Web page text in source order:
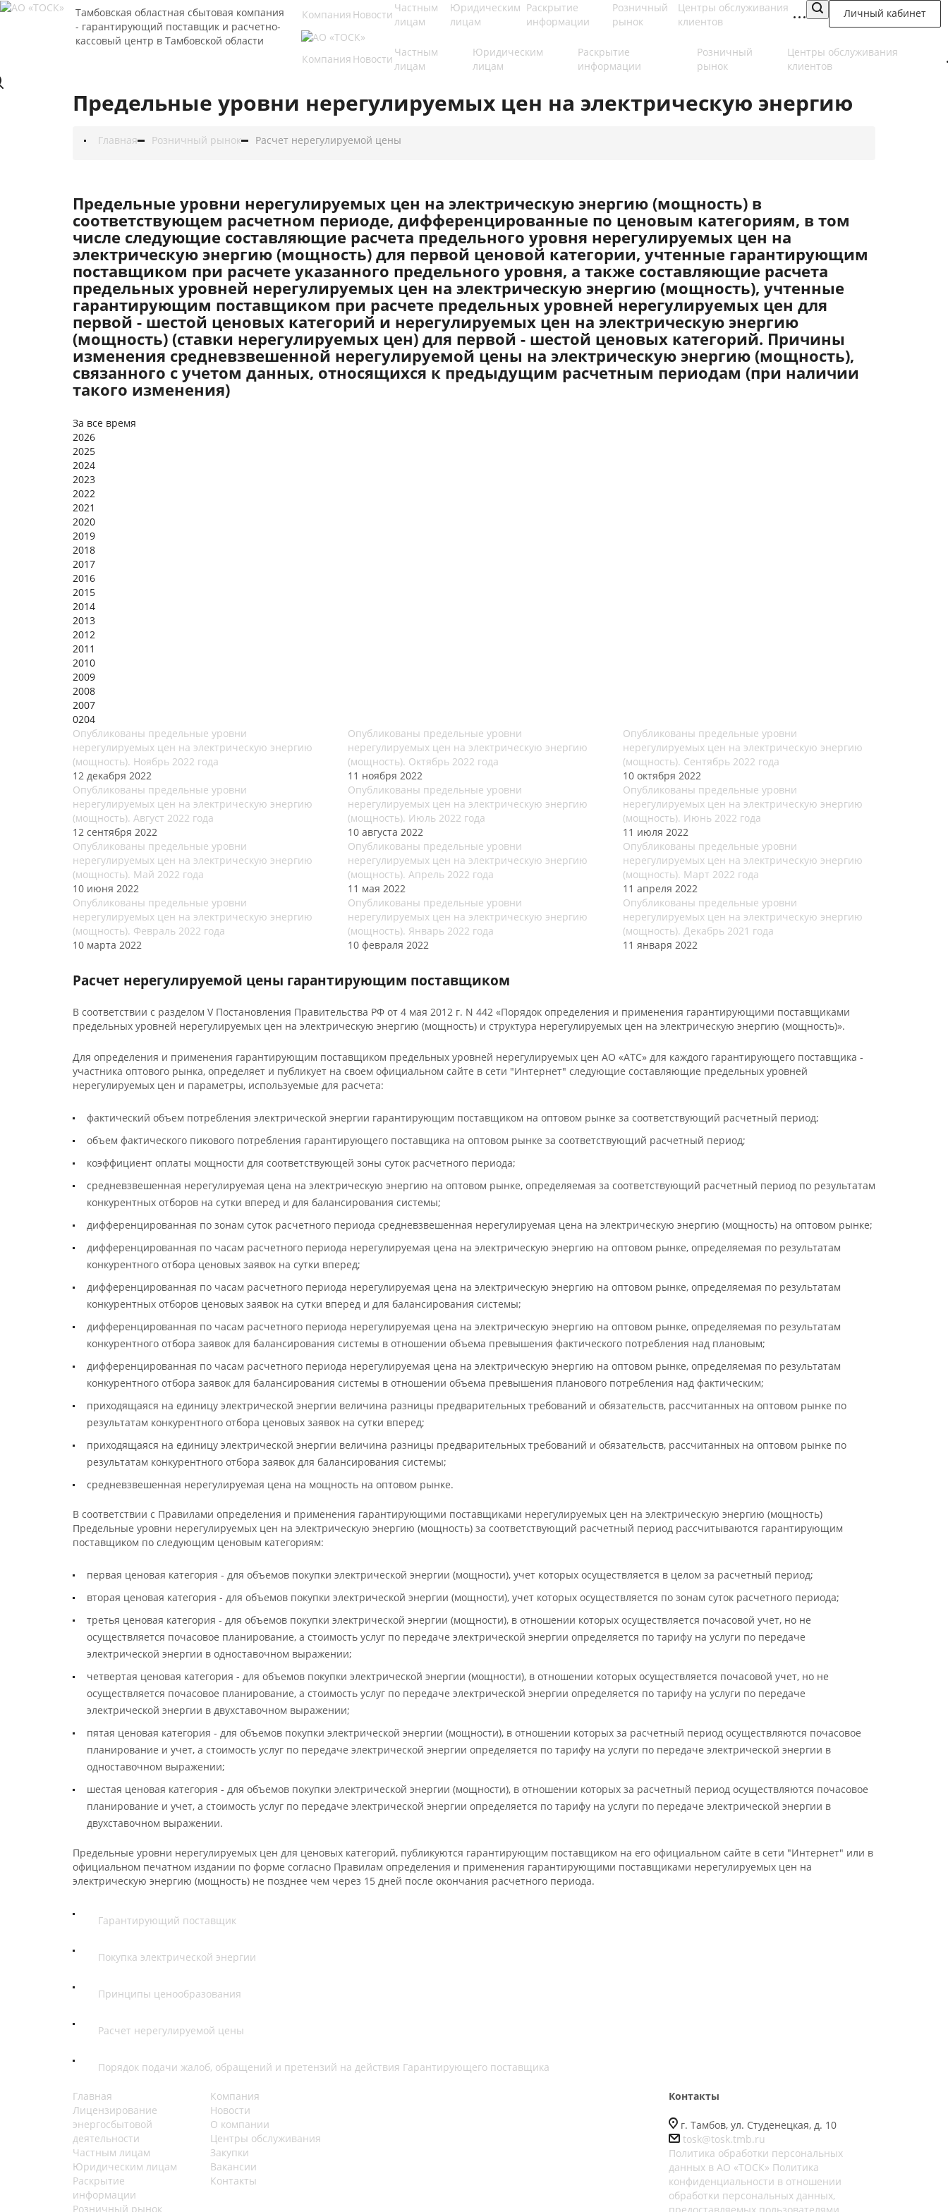
Тамбовская областная сбытовая компания
- гарантирующий поставщик и расчетно-
кассовый центр в Тамбовской области
Личный кабинет
Компания Новости
Частным
лицам
Юридическим
лицам
Раскрытие
информации
Розничный
рынок
Центры обслуживания
клиентов
Компания Новости
Частным
лицам
Юридическим
лицам
Раскрытие
информации
Розничный
рынок
Центры обслуживания
клиентов
Предельные уровни нерегулируемых цен на электрическую энергию
Главная Розничный рынок Расчет нерегулируемой цены
Предельные уровни нерегулируемых цен на электрическую энергию (мощность) в
соответствующем расчетном периоде, дифференцированные по ценовым категориям, в том
числе следующие составляющие расчета предельного уровня нерегулируемых цен на
электрическую энергию (мощность) для первой ценовой категории, учтенные гарантирующим
поставщиком при расчете указанного предельного уровня, а также составляющие расчета
предельных уровней нерегулируемых цен на электрическую энергию (мощность), учтенные
гарантирующим поставщиком при расчете предельных уровней нерегулируемых цен для
первой - шестой ценовых категорий и нерегулируемых цен на электрическую энергию
(мощность) (ставки нерегулируемых цен) для первой - шестой ценовых категорий. Причины
изменения средневзвешенной нерегулируемой цены на электрическую энергию (мощность),
связанного с учетом данных, относящихся к предыдущим расчетным периодам (при наличии
такого изменения)
За все время
2026
2025
2024
2023
2022
2021
2020
2019
2018
2017
2016
2015
2014
2013
2012
2011
2010
2009
2008
2007
0204
Опубликованы предельные уровни
нерегулируемых цен на электрическую энергию
(мощность). Ноябрь 2022 года
12 декабря 2022
Опубликованы предельные уровни
нерегулируемых цен на электрическую энергию
(мощность). Октябрь 2022 года
11 ноября 2022
Опубликованы предельные уровни
нерегулируемых цен на электрическую энергию
(мощность). Сентябрь 2022 года
10 октября 2022
Опубликованы предельные уровни
нерегулируемых цен на электрическую энергию
(мощность). Август 2022 года
12 сентября 2022
Опубликованы предельные уровни
нерегулируемых цен на электрическую энергию
(мощность). Июль 2022 года
10 августа 2022
Опубликованы предельные уровни
нерегулируемых цен на электрическую энергию
(мощность). Июнь 2022 года
11 июля 2022
Опубликованы предельные уровни
нерегулируемых цен на электрическую энергию
(мощность). Май 2022 года
10 июня 2022
Опубликованы предельные уровни
нерегулируемых цен на электрическую энергию
(мощность). Апрель 2022 года
11 мая 2022
Опубликованы предельные уровни
нерегулируемых цен на электрическую энергию
(мощность). Март 2022 года
11 апреля 2022
Опубликованы предельные уровни
нерегулируемых цен на электрическую энергию
(мощность). Февраль 2022 года
10 марта 2022
Опубликованы предельные уровни
нерегулируемых цен на электрическую энергию
(мощность). Январь 2022 года
10 февраля 2022
Опубликованы предельные уровни
нерегулируемых цен на электрическую энергию
(мощность). Декабрь 2021 года
11 января 2022
Расчет нерегулируемой цены гарантирующим поставщиком
В соответствии с разделом V Постановления Правительства РФ от 4 мая 2012 г. N 442 «Порядок определения и применения гарантирующими поставщиками
предельных уровней нерегулируемых цен на электрическую энергию (мощность) и структура нерегулируемых цен на электрическую энергию (мощность)».
Для определения и применения гарантирующим поставщиком предельных уровней нерегулируемых цен АО «АТС» для каждого гарантирующего поставщика -
участника оптового рынка, определяет и публикует на своем официальном сайте в сети "Интернет" следующие составляющие предельных уровней
нерегулируемых цен и параметры, используемые для расчета:
фактический объем потребления электрической энергии гарантирующим поставщиком на оптовом рынке за соответствующий расчетный период;
объем фактического пикового потребления гарантирующего поставщика на оптовом рынке за соответствующий расчетный период;
коэффициент оплаты мощности для соответствующей зоны суток расчетного периода;
средневзвешенная нерегулируемая цена на электрическую энергию на оптовом рынке, определяемая за соответствующий расчетный период по результатам
конкурентных отборов на сутки вперед и для балансирования системы;
дифференцированная по зонам суток расчетного периода средневзвешенная нерегулируемая цена на электрическую энергию (мощность) на оптовом рынке;
дифференцированная по часам расчетного периода нерегулируемая цена на электрическую энергию на оптовом рынке, определяемая по результатам
конкурентного отбора ценовых заявок на сутки вперед;
дифференцированная по часам расчетного периода нерегулируемая цена на электрическую энергию на оптовом рынке, определяемая по результатам
конкурентных отборов ценовых заявок на сутки вперед и для балансирования системы;
дифференцированная по часам расчетного периода нерегулируемая цена на электрическую энергию на оптовом рынке, определяемая по результатам
конкурентного отбора заявок для балансирования системы в отношении объема превышения фактического потребления над плановым;
дифференцированная по часам расчетного периода нерегулируемая цена на электрическую энергию на оптовом рынке, определяемая по результатам
конкурентного отбора заявок для балансирования системы в отношении объема превышения планового потребления над фактическим;
приходящаяся на единицу электрической энергии величина разницы предварительных требований и обязательств, рассчитанных на оптовом рынке по
результатам конкурентного отбора ценовых заявок на сутки вперед;
приходящаяся на единицу электрической энергии величина разницы предварительных требований и обязательств, рассчитанных на оптовом рынке по
результатам конкурентного отбора заявок для балансирования системы;
средневзвешенная нерегулируемая цена на мощность на оптовом рынке.
В соответствии с Правилами определения и применения гарантирующими поставщиками нерегулируемых цен на электрическую энергию (мощность)
Предельные уровни нерегулируемых цен на электрическую энергию (мощность) за соответствующий расчетный период рассчитываются гарантирующим
поставщиком по следующим ценовым категориям:
первая ценовая категория - для объемов покупки электрической энергии (мощности), учет которых осуществляется в целом за расчетный период;
вторая ценовая категория - для объемов покупки электрической энергии (мощности), учет которых осуществляется по зонам суток расчетного периода;
третья ценовая категория - для объемов покупки электрической энергии (мощности), в отношении которых осуществляется почасовой учет, но не
осуществляется почасовое планирование, а стоимость услуг по передаче электрической энергии определяется по тарифу на услуги по передаче
электрической энергии в одноставочном выражении;
четвертая ценовая категория - для объемов покупки электрической энергии (мощности), в отношении которых осуществляется почасовой учет, но не
осуществляется почасовое планирование, а стоимость услуг по передаче электрической энергии определяется по тарифу на услуги по передаче
электрической энергии в двухставочном выражении;
пятая ценовая категория - для объемов покупки электрической энергии (мощности), в отношении которых за расчетный период осуществляются почасовое
планирование и учет, а стоимость услуг по передаче электрической энергии определяется по тарифу на услуги по передаче электрической энергии в
одноставочном выражении;
шестая ценовая категория - для объемов покупки электрической энергии (мощности), в отношении которых за расчетный период осуществляются почасовое
планирование и учет, а стоимость услуг по передаче электрической энергии определяется по тарифу на услуги по передаче электрической энергии в
двухставочном выражении.
Предельные уровни нерегулируемых цен для ценовых категорий, публикуются гарантирующим поставщиком на его официальном сайте в сети "Интернет" или в
официальном печатном издании по форме согласно Правилам определения и применения гарантирующими поставщиками нерегулируемых цен на
электрическую энергию (мощность) не позднее чем через 15 дней после окончания расчетного периода.
Гарантирующий поставщик
Покупка электрической энергии
Принципы ценообразования
Расчет нерегулируемой цены
Порядок подачи жалоб, обращений и претензий на действия Гарантирующего поставщика
Главная
Лицензирование
энергосбытовой
деятельности
Частным лицам
Юридическим лицам
Раскрытие
информации
Розничный рынок
Компания
Новости
О компании
Центры обслуживания
Закупки
Вакансии
Контакты
Контакты
г. Тамбов, ул. Студенецкая, д. 10
tosk@tosk.tmb.ru
Политика обработки персональных
данных в АО «ТОСК» Политика
конфиденциальности в отношении
обработки персональных данных,